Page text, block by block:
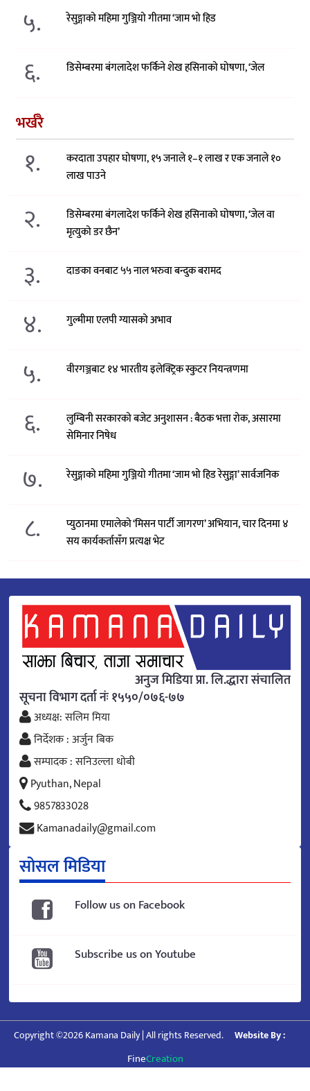
५. रेसुङ्गाको महिमा गुञ्जियो गीतमा ‘जाम भो हिड
६. डिसेम्बरमा बंगलादेश फर्किने शेख हसिनाको घोषणा, ‘जेल
भर्खरै
१.
करदाता उपहार घोषणा, १५ जनाले १–१ लाख र एक जनाले १०
लाख पाउने
२.
डिसेम्बरमा बंगलादेश फर्किने शेख हसिनाको घोषणा, ‘जेल वा
मृत्युको डर छैन’
३. दाङका वनबाट ५५ नाल भरुवा बन्दुक बरामद
४. गुल्मीमा एलपी ग्यासको अभाव
५. वीरगञ्जबाट १४ भारतीय इलेक्ट्रिक स्कुटर नियन्त्रणमा
६.
लुम्बिनी सरकारको बजेट अनुशासन : बैठक भत्ता रोक, असारमा
सेमिनार निषेध
७. रेसुङ्गाको महिमा गुञ्जियो गीतमा ‘जाम भो हिड रेसुङ्गा’ सार्वजनिक
८.
प्युठानमा एमालेको ‘मिसन पार्टी जागरण’ अभियान, चार दिनमा ४
सय कार्यकर्तासँग प्रत्यक्ष भेट
अनुज मिडिया प्रा. लि.द्धारा संचालित
सूचना विभाग दर्ता नंः १५५०/०७६-७७
अध्यक्ष: सलिम मिया
निर्देशक : अर्जुन बिक
सम्पादक : सनिउल्ला धोबी
Pyuthan, Nepal
9857833028
Kamanadaily@gmail.com
सोसल मिडिया
Follow us on Facebook
Subscribe us on Youtube
Copyright ©2026 Kamana Daily | All rights Reserved. Website By :
FineCreation